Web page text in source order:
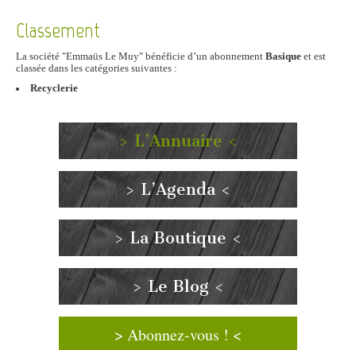
Classement
La société "Emmaüs Le Muy" bénéficie d’un abonnement Basique et est
classée dans les catégories suivantes :
Recyclerie
> L’Annuaire <
> L’Agenda <
> La Boutique <
> Le Blog <
> Abonnez-vous ! <